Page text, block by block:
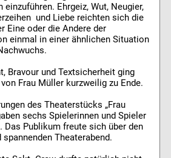
einzuführen. Ehrgeiz, Wut, Neugier,
und Liebe reichten sich die
Eine oder die Andere der
einmal in einer ähnlichen Situation
Bravour und Textsicherheit ging
Frau Müller kurzweilig zu Ende.
des Theaterstücks „Frau
sechs Spielerinnen und Spieler
Das Publikum freute sich über den
Theaterabend.